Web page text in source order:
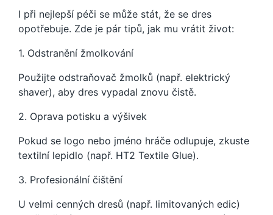
I při nejlepší péči se může stát, že se dres
opotřebuje. Zde je pár tipů, jak mu vrátit život:
1. Odstranění žmolkování
Použijte odstraňovač žmolků (např. elektrický
shaver), aby dres vypadal znovu čistě.
2. Oprava potisku a výšivek
Pokud se logo nebo jméno hráče odlupuje, zkuste
textilní lepidlo (např. HT2 Textile Glue).
3. Profesionální čištění
U velmi cenných dresů (např. limitovaných edic)